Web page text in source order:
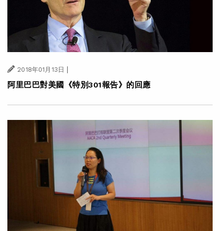
2018年01月13日 |
阿里巴巴對美國《特別301報告》的回應